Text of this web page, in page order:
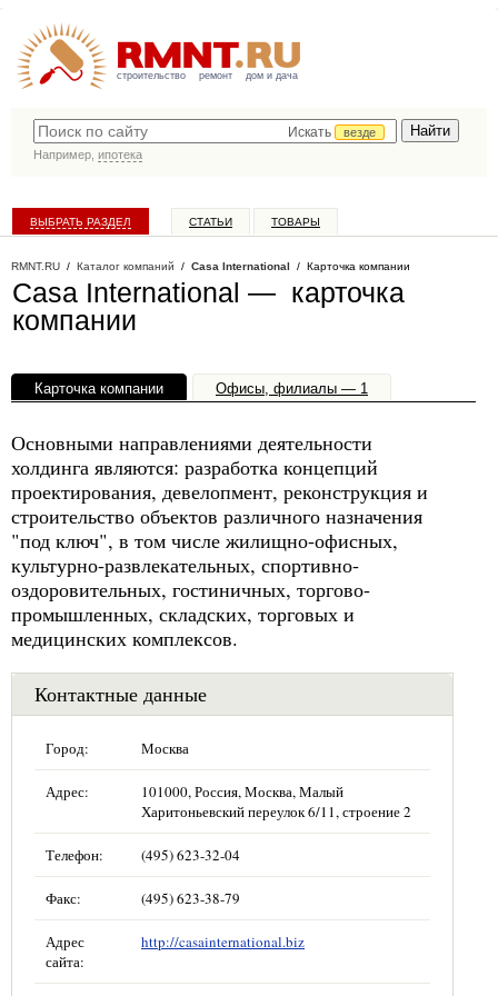
строительство ремонт дом и дача
Искать
везде
Например, ипотека
ВЫБРАТЬ РАЗДЕЛ СТАТЬИ ТОВАРЫ
RMNT.RU / Каталог компаний / Casa International / Карточка компании
Casa International — карточка
компании
Карточка компании Офисы, филиалы — 1
Основными направлениями деятельности
холдинга являются: разработка концепций
проектирования, девелопмент, реконструкция и
строительство объектов различного назначения
"под ключ", в том числе жилищно-офисных,
культурно-развлекательных, спортивно-
оздоровительных, гостиничных, торгово-
промышленных, складских, торговых и
медицинских комплексов.
Контактные данные
Город: Москва
Адрес:
101000, Россия, Москва, Малый
Харитоньевский переулок 6/11, строение 2
Телефон: (495) 623-32-04
Факс: (495) 623-38-79
Адрес
сайта:
http://casainternational.biz